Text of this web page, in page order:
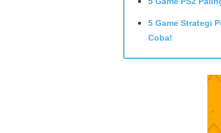
5 Game Strategi
Coba!